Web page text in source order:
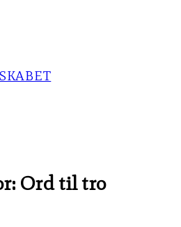
Ord til tro